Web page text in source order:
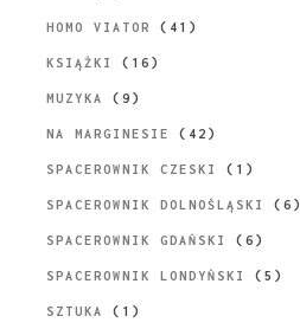
HOMO VIATOR (41)
KSIĄŻKI (16)
MUZYKA (9)
NA MARGINESIE (42)
SPACEROWNIK CZESKI (1)
SPACEROWNIK DOLNOŚLĄSKI (6)
SPACEROWNIK GDAŃSKI (6)
SPACEROWNIK LONDYŃSKI (5)
SZTUKA (1)